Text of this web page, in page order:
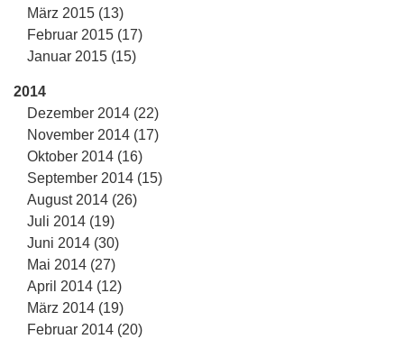
März 2015 (13)
Februar 2015 (17)
Januar 2015 (15)
2014
Dezember 2014 (22)
November 2014 (17)
Oktober 2014 (16)
September 2014 (15)
August 2014 (26)
Juli 2014 (19)
Juni 2014 (30)
Mai 2014 (27)
April 2014 (12)
März 2014 (19)
Februar 2014 (20)